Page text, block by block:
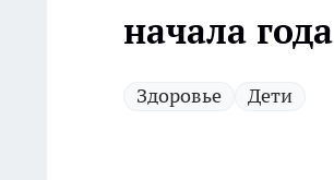
начала года
Здоровье Дети